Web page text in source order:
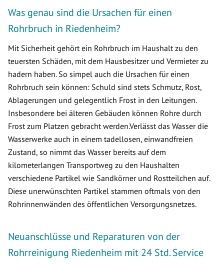
Was genau sind die Ursachen für einen
Rohrbruch in Riedenheim?
Mit Sicherheit gehört ein Rohrbruch im Haushalt zu den
teuersten Schäden, mit dem Hausbesitzer und Vermieter zu
hadern haben. So simpel auch die Ursachen für einen
Rohrbruch sein können: Schuld sind stets Schmutz, Rost,
Ablagerungen und gelegentlich Frost in den Leitungen.
Insbesondere bei älteren Gebäuden können Rohre durch
Frost zum Platzen gebracht werden.Verlässt das Wasser die
Wasserwerke auch in einem tadellosen, einwandfreien
Zustand, so nimmt das Wasser bereits auf dem
kilometerlangen Transportweg zu den Haushalten
verschiedene Partikel wie Sandkörner und Rostteilchen auf.
Diese unerwünschten Partikel stammen oftmals von den
Rohrinnenwänden des öffentlichen Versorgungsnetzes.
Neuanschlüsse und Reparaturen von der
Rohrreinigung Riedenheim mit 24 Std. Service